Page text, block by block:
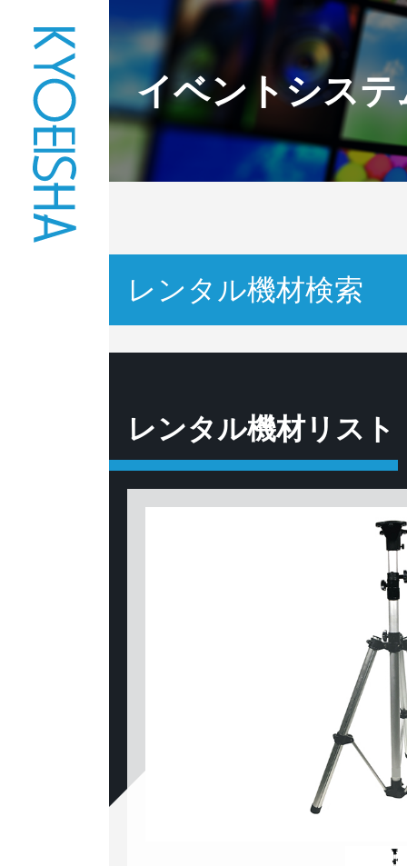
イベントシステ
レンタル機材検索
レンタル機材リスト